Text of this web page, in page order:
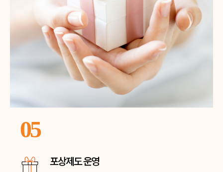
05
포상제도 운영